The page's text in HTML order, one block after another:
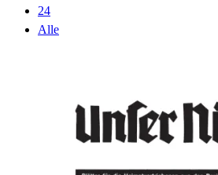
24
Alle